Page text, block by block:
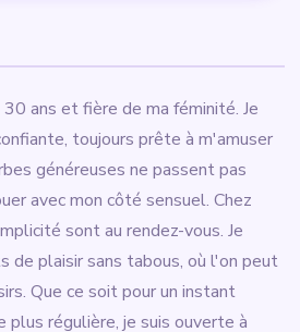
ans et fière de ma féminité. Je
toujours prête à m'amuser
généreuses ne passent pas
avec mon côté sensuel. Chez
sont au rendez-vous. Je
de plaisir sans tabous, où l'on peut
Que ce soit pour un instant
plus régulière, je suis ouverte à